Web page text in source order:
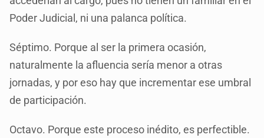
Poder Judicial, ni una palanca política.
Séptimo. Porque al ser la primera ocasión,
naturalmente la afluencia sería menor a otras
jornadas, y por eso hay que incrementar ese umbral
de participación.
Octavo. Porque este proceso inédito, es perfectible.